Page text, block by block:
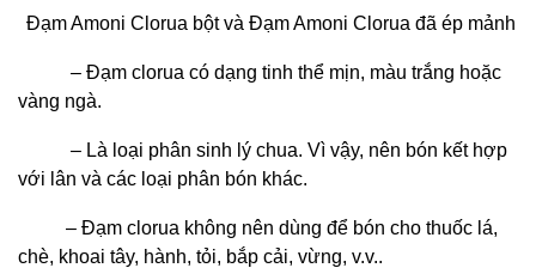
Đạm Amoni Clorua bột và Đạm Amoni Clorua đã ép mảnh
– Đạm clorua có dạng tinh thể mịn, màu trắng hoặc
vàng ngà.
– Là loại phân sinh lý chua. Vì vậy, nên bón kết hợp
với lân và các loại phân bón khác.
– Đạm clorua không nên dùng để bón cho thuốc lá,
chè, khoai tây, hành, tỏi, bắp cải, vừng, v.v..